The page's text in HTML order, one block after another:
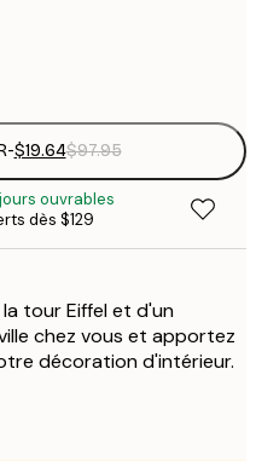
-$19.64$97.95
ouvrables
dès $129
tour Eiffel et d'un
chez vous et apportez
décoration d'intérieur.